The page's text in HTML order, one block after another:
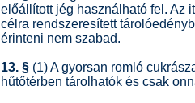
előállított jég használható fel. Az
célra rendszeresített
érinteni nem szabad.
13. § (1) A gyorsan romló
hűtőtérben tárolhatók és csak